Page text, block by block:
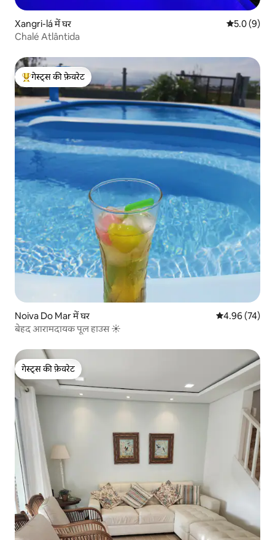
Xangri-lá में घर औसत रेटिंग 5
5.0 (9)
Chalé Atlântida
गेस्ट्स का टॉप फ़ेवरेट
गेस्ट्स की फ़ेवरेट
Noiva Do Mar में घर औसत रेटिंग 5 में
4.96 (74)
बेहद आरामदायक पूल हाउस ☀️
गेस्ट्स की फ़ेवरेट
गेस्ट्स की फ़ेवरेट